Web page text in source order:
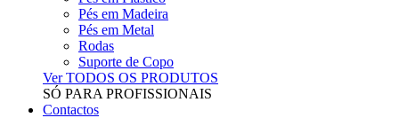
Pés em Madeira
Pés em Metal
Rodas
Suporte de Copo
Ver TODOS OS PRODUTOS
SÓ PARA PROFISSIONAIS
Contactos